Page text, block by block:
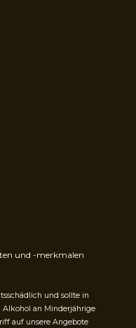
und -merkmalen
und sollte in
Alkohol an Minderjährige
auf unsere Angebote